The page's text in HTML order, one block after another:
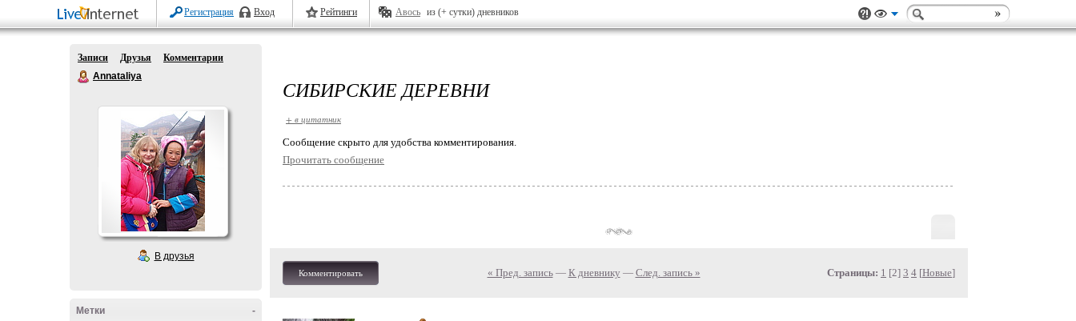
Регистрация Вход Рейтинги Авось из (+ сутки) дневников
Записи Друзья
Комментарии
Annataliya
В друзья
-
Метки
СИБИРСКИЕ ДЕРЕВНИ
+ в цитатник
Cообщение скрыто для удобства комментирования.
Прочитать сообщение
Комментировать « Пред. запись— К дневнику — След. запись » Страницы: 1 [2] 3 4 [Новые]